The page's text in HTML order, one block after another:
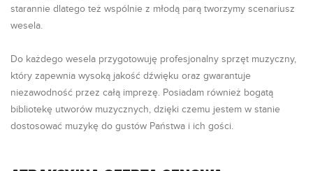
starannie dlatego też wspólnie z młodą parą tworzymy scenariusz
wesela.
Do każdego wesela przygotowuję profesjonalny sprzęt muzyczny,
który zapewnia wysoką jakość dźwięku oraz gwarantuje
niezawodność przez całą imprezę. Posiadam również bogatą
bibliotekę utworów muzycznych, dzięki czemu jestem w stanie
dostosować muzykę do gustów Państwa i ich gości.